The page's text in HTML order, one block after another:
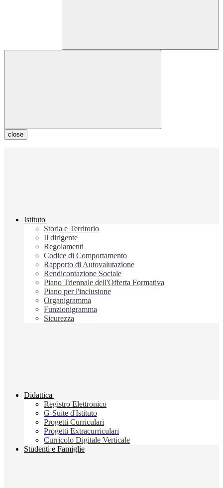
close
Istituto
Storia e Territorio
Il dirigente
Regolamenti
Codice di Comportamento
Rapporto di Autovalutazione
Rendicontazione Sociale
Piano Triennale dell'Offerta Formativa
Piano per l'inclusione
Organigramma
Funzionigramma
Sicurezza
Didattica
Registro Elettronico
G-Suite d'Istituto
Progetti Curriculari
Progetti Extracurriculari
Curricolo Digitale Verticale
Studenti e Famiglie